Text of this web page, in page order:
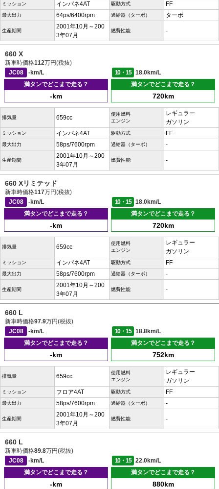
ミッション インパネ4AT 駆動方式 FF
最大出力 64ps/6400rpm 過給器（ターボ） ターボ
生産期間
2001年10月～200
3年07月
燃費性能 -
660 X
新車時価格112万円(税抜)
JC08
-km/L 10・15
18.0km/L
満タンでどこまで走る？
-km
満タンでどこまで走る？
720km
排気量 659cc
使用燃料
エンジン
レギュラー
ガソリン
ミッション インパネ4AT 駆動方式 FF
最大出力 58ps/7600rpm 過給器（ターボ） -
生産期間
2001年10月～200
3年07月
燃費性能 -
660 Xリミテッド
新車時価格117万円(税抜)
JC08
-km/L 10・15
18.0km/L
満タンでどこまで走る？
-km
満タンでどこまで走る？
720km
排気量 659cc
使用燃料
エンジン
レギュラー
ガソリン
ミッション インパネ4AT 駆動方式 FF
最大出力 58ps/7600rpm 過給器（ターボ） -
生産期間
2001年10月～200
3年07月
燃費性能 -
660 L
新車時価格97.9万円(税抜)
JC08
-km/L 10・15
18.8km/L
満タンでどこまで走る？
-km
満タンでどこまで走る？
752km
排気量 659cc
使用燃料
エンジン
レギュラー
ガソリン
ミッション フロア4AT 駆動方式 FF
最大出力 58ps/7600rpm 過給器（ターボ） -
生産期間
2001年10月～200
3年07月
燃費性能 -
660 L
新車時価格89.8万円(税抜)
JC08
-km/L 10・15
22.0km/L
満タンでどこまで走る？
-km
満タンでどこまで走る？
880km